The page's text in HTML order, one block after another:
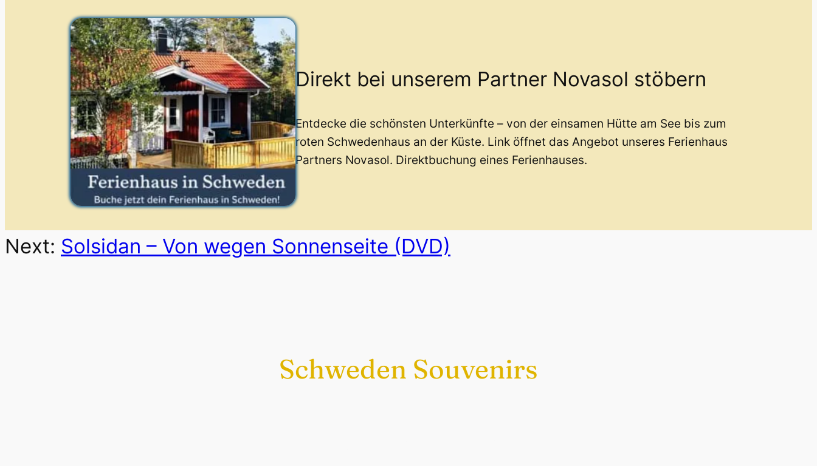
Direkt bei unserem Partner Novasol stöbern
Entdecke die schönsten Unterkünfte – von der einsamen Hütte am See bis zum
roten Schwedenhaus an der Küste. Link öffnet das Angebot unseres Ferienhaus
Partners Novasol. Direktbuchung eines Ferienhauses.
Next: Solsidan – Von wegen Sonnenseite (DVD)
Schweden Souvenirs